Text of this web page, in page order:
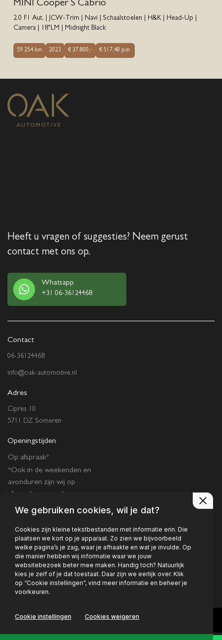
MINI Cooper S Cabrio
2.0 F1 Aut. | JCW-Trim | Navi | Schaalstoelen | H&K | Head-Up |
Camera | 18"LM | Midnight Black
59.254 km 2023 € 37.800,- € 517,48.p.m.
Heeft u vragen of suggesties? Neem gerust
contact met ons op.
Whatsapp
+31 06-36124468
Contact
06-36124468
info@oak-automotive.nl
Adres
Cipres 10
5711 DZ Someren
Openingstijden
Op afspraak*
*Ook in de weekenden en
avonduren zijn wij op
afspraak geopend.
Privacy policy
We gebruiken cookies, wil je dat?
Cookies zijn kleine tekstbestanden met informatie erin. Die
plaatsen we kort op je apparaat. Zo zien we bijvoorbeeld
welke pagina’s je zag, waar je afhaakte en wat je invulde. Op
die manier hebben wij informatie waar we jouw
websitebezoek beter mee maken. Handig toch? Natuurlijk
kies je zelf of je dat toestaat. Daar zijn we eerlijk over. Klik
op “Cookie instellingen”, vind meer informatie en beheer je
voorkeuren.
Cookie instellingen Cookies weigeren